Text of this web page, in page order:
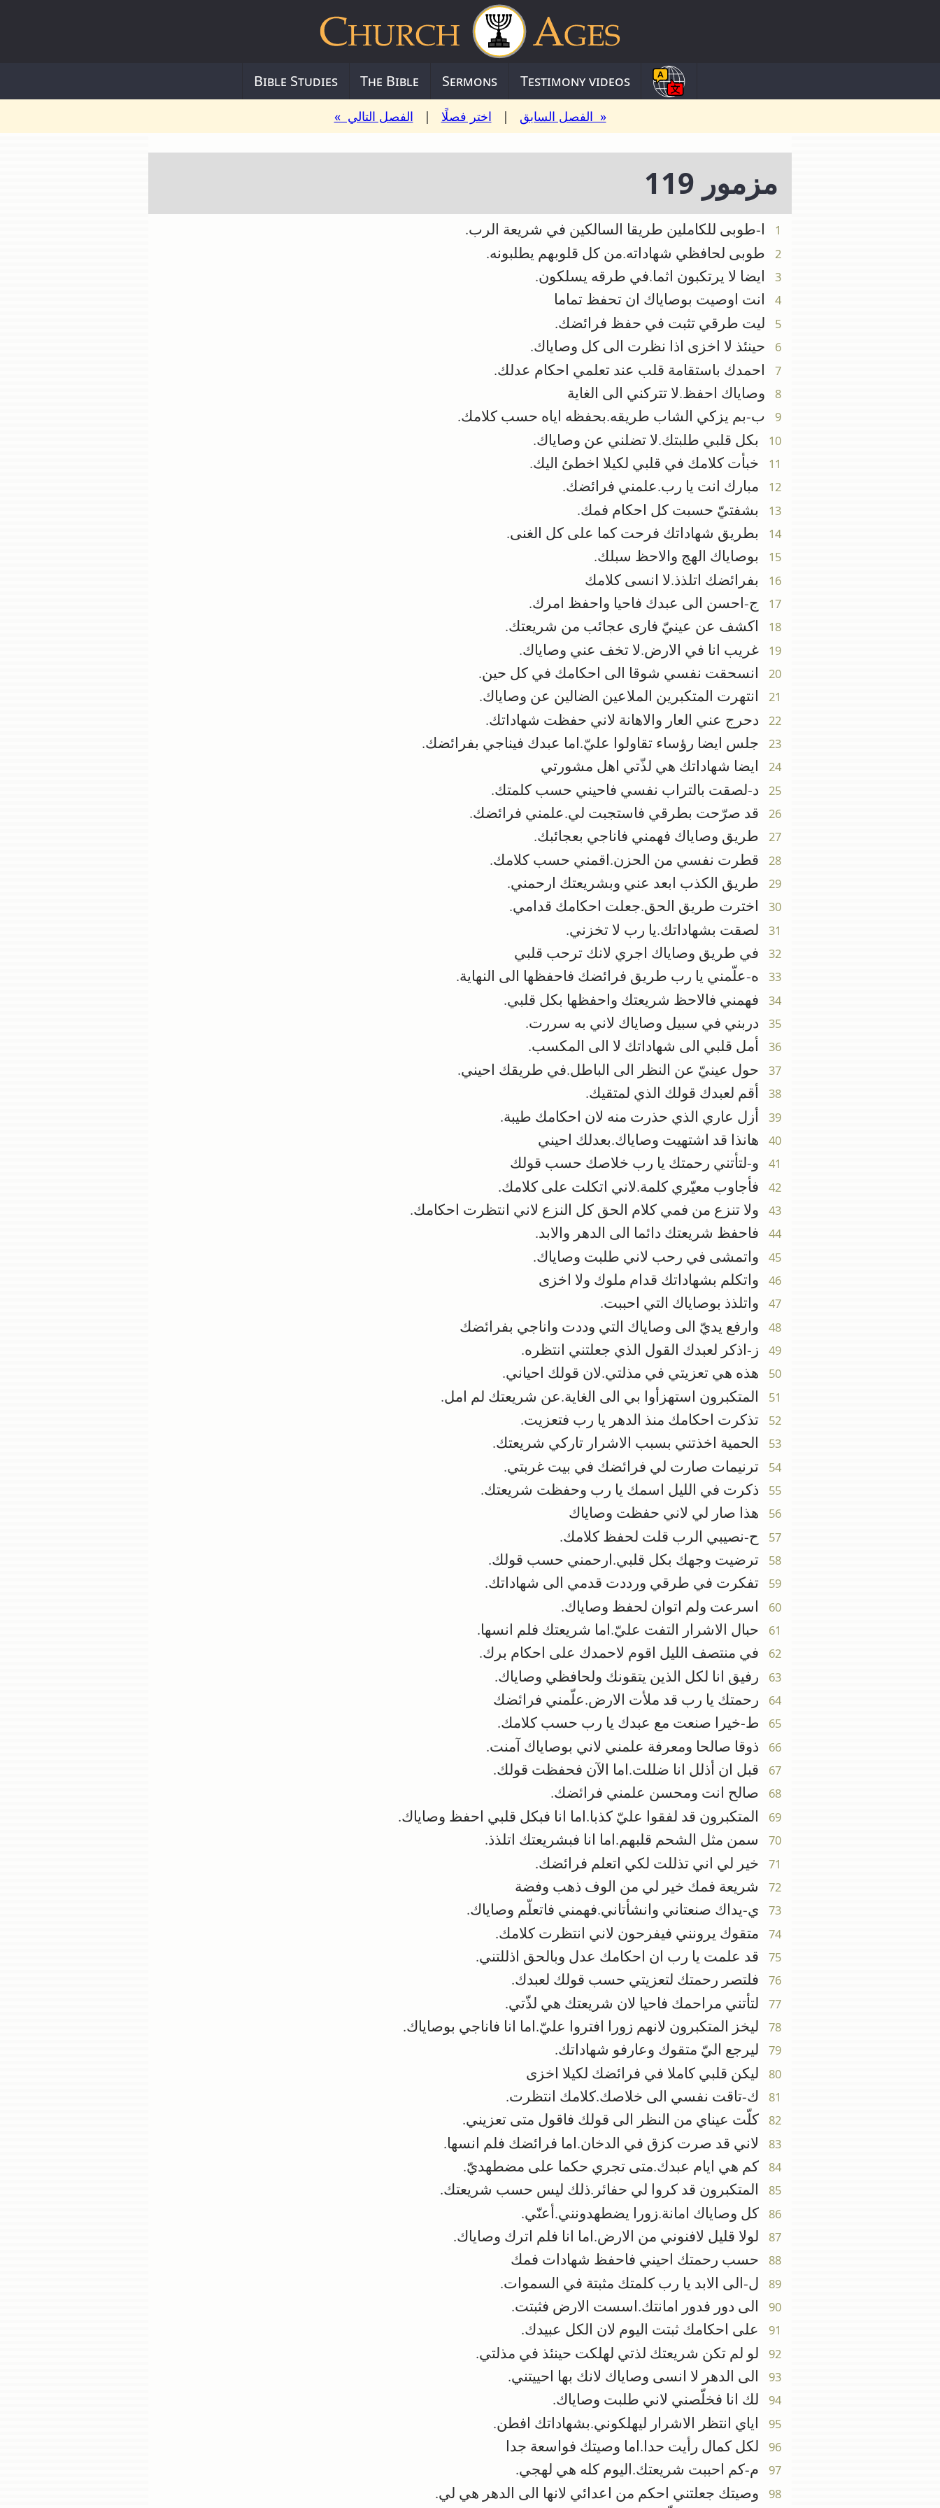
Bible Studies The Bible Sermons Testimony videos
« الفصل السابق | اختر فصلًا | الفصل التالي »
مزمور 119
1 ا-طوبى للكاملين طريقا السالكين في شريعة الرب.
2 طوبى لحافظي شهاداته.من كل قلوبهم يطلبونه.
3 ايضا لا يرتكبون اثما.في طرقه يسلكون.
4 انت اوصيت بوصاياك ان تحفظ تماما
5 ليت طرقي تثبت في حفظ فرائضك.
6 حينئذ لا اخزى اذا نظرت الى كل وصاياك.
7 احمدك باستقامة قلب عند تعلمي احكام عدلك.
8 وصاياك احفظ.لا تتركني الى الغاية
9 ب-بم يزكي الشاب طريقه.بحفظه اياه حسب كلامك.
10 بكل قلبي طلبتك.لا تضلني عن وصاياك.
11 خبأت كلامك في قلبي لكيلا اخطئ اليك.
12 مبارك انت يا رب.علمني فرائضك.
13 بشفتيّ حسبت كل احكام فمك.
14 بطريق شهاداتك فرحت كما على كل الغنى.
15 بوصاياك الهج والاحظ سبلك.
16 بفرائضك اتلذذ.لا انسى كلامك
17 ج-احسن الى عبدك فاحيا واحفظ امرك.
18 اكشف عن عينيّ فارى عجائب من شريعتك.
19 غريب انا في الارض.لا تخف عني وصاياك.
20 انسحقت نفسي شوقا الى احكامك في كل حين.
21 انتهرت المتكبرين الملاعين الضالين عن وصاياك.
22 دحرج عني العار والاهانة لاني حفظت شهاداتك.
23 جلس ايضا رؤساء تقاولوا عليّ.اما عبدك فيناجي بفرائضك.
24 ايضا شهاداتك هي لذّتي اهل مشورتي
25 د-لصقت بالتراب نفسي فاحيني حسب كلمتك.
26 قد صرّحت بطرقي فاستجبت لي.علمني فرائضك.
27 طريق وصاياك فهمني فاناجي بعجائبك.
28 قطرت نفسي من الحزن.اقمني حسب كلامك.
29 طريق الكذب ابعد عني وبشريعتك ارحمني.
30 اخترت طريق الحق.جعلت احكامك قدامي.
31 لصقت بشهاداتك.يا رب لا تخزني.
32 في طريق وصاياك اجري لانك ترحب قلبي
33 ه-علّمني يا رب طريق فرائضك فاحفظها الى النهاية.
34 فهمني فالاحظ شريعتك واحفظها بكل قلبي.
35 دربني في سبيل وصاياك لاني به سررت.
36 أمل قلبي الى شهاداتك لا الى المكسب.
37 حول عينيّ عن النظر الى الباطل.في طريقك احيني.
38 أقم لعبدك قولك الذي لمتقيك.
39 أزل عاري الذي حذرت منه لان احكامك طيبة.
40 هانذا قد اشتهيت وصاياك.بعدلك احيني
41 و-لتأتني رحمتك يا رب خلاصك حسب قولك
42 فأجاوب معيّري كلمة.لاني اتكلت على كلامك.
43 ولا تنزع من فمي كلام الحق كل النزع لاني انتظرت احكامك.
44 فاحفظ شريعتك دائما الى الدهر والابد.
45 واتمشى في رحب لاني طلبت وصاياك.
46 واتكلم بشهاداتك قدام ملوك ولا اخزى
47 واتلذذ بوصاياك التي احببت.
48 وارفع يديّ الى وصاياك التي وددت واناجي بفرائضك
49 ز-اذكر لعبدك القول الذي جعلتني انتظره.
50 هذه هي تعزيتي في مذلتي.لان قولك احياني.
51 المتكبرون استهزأوا بي الى الغاية.عن شريعتك لم امل.
52 تذكرت احكامك منذ الدهر يا رب فتعزيت.
53 الحمية اخذتني بسبب الاشرار تاركي شريعتك.
54 ترنيمات صارت لي فرائضك في بيت غربتي.
55 ذكرت في الليل اسمك يا رب وحفظت شريعتك.
56 هذا صار لي لاني حفظت وصاياك
57 ح-نصيبي الرب قلت لحفظ كلامك.
58 ترضيت وجهك بكل قلبي.ارحمني حسب قولك.
59 تفكرت في طرقي ورددت قدمي الى شهاداتك.
60 اسرعت ولم اتوان لحفظ وصاياك.
61 حبال الاشرار التفت عليّ.اما شريعتك فلم انسها.
62 في منتصف الليل اقوم لاحمدك على احكام برك.
63 رفيق انا لكل الذين يتقونك ولحافظي وصاياك.
64 رحمتك يا رب قد ملأت الارض.علّمني فرائضك
65 ط-خيرا صنعت مع عبدك يا رب حسب كلامك.
66 ذوقا صالحا ومعرفة علمني لاني بوصاياك آمنت.
67 قبل ان أذلل انا ضللت.اما الآن فحفظت قولك.
68 صالح انت ومحسن علمني فرائضك.
69 المتكبرون قد لفقوا عليّ كذبا.اما انا فبكل قلبي احفظ وصاياك.
70 سمن مثل الشحم قلبهم.اما انا فبشريعتك اتلذذ.
71 خير لي اني تذللت لكي اتعلم فرائضك.
72 شريعة فمك خير لي من الوف ذهب وفضة
73 ي-يداك صنعتاني وانشأتاني.فهمني فاتعلّم وصاياك.
74 متقوك يرونني فيفرحون لاني انتظرت كلامك.
75 قد علمت يا رب ان احكامك عدل وبالحق اذللتني.
76 فلتصر رحمتك لتعزيتي حسب قولك لعبدك.
77 لتأتني مراحمك فاحيا لان شريعتك هي لذّتي.
78 ليخز المتكبرون لانهم زورا افتروا عليّ.اما انا فاناجي بوصاياك.
79 ليرجع اليّ متقوك وعارفو شهاداتك.
80 ليكن قلبي كاملا في فرائضك لكيلا اخزى
81 ك-تاقت نفسي الى خلاصك.كلامك انتظرت.
82 كلّت عيناي من النظر الى قولك فاقول متى تعزيني.
83 لاني قد صرت كزق في الدخان.اما فرائضك فلم انسها.
84 كم هي ايام عبدك.متى تجري حكما على مضطهديّ.
85 المتكبرون قد كروا لي حفائر.ذلك ليس حسب شريعتك.
86 كل وصاياك امانة.زورا يضطهدونني.أعنّي.
87 لولا قليل لافنوني من الارض.اما انا فلم اترك وصاياك.
88 حسب رحمتك احيني فاحفظ شهادات فمك
89 ل-الى الابد يا رب كلمتك مثبتة في السموات.
90 الى دور فدور امانتك.اسست الارض فثبتت.
91 على احكامك ثبتت اليوم لان الكل عبيدك.
92 لو لم تكن شريعتك لذتي لهلكت حينئذ في مذلتي.
93 الى الدهر لا انسى وصاياك لانك بها احييتني.
94 لك انا فخلّصني لاني طلبت وصاياك.
95 اياي انتظر الاشرار ليهلكوني.بشهاداتك افطن.
96 لكل كمال رأيت حدا.اما وصيتك فواسعة جدا
97 م-كم احببت شريعتك.اليوم كله هي لهجي.
98
وصيتك جعلتني احكم من اعدائي لانها الى الدهر هي لي.